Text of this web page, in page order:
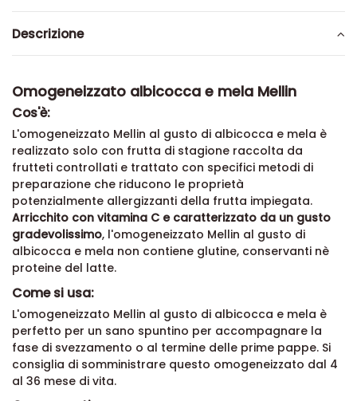
Descrizione
Omogeneizzato albicocca e mela Mellin
Cos'è:
L'omogeneizzato Mellin al gusto di albicocca e mela è
realizzato solo con frutta di stagione raccolta da
frutteti controllati e trattato con specifici metodi di
preparazione che riducono le proprietà
potenzialmente allergizzanti della frutta impiegata.
Arricchito con vitamina C e caratterizzato da un gusto
gradevolissimo, l'omogeneizzato Mellin al gusto di
albicocca e mela non contiene glutine, conservanti nè
proteine del latte.
Come si usa:
L'omogeneizzato Mellin al gusto di albicocca e mela è
perfetto per un sano spuntino per accompagnare la
fase di svezzamento o al termine delle prime pappe. Si
consiglia di somministrare questo omogeneizzato dal 4
al 36 mese di vita.